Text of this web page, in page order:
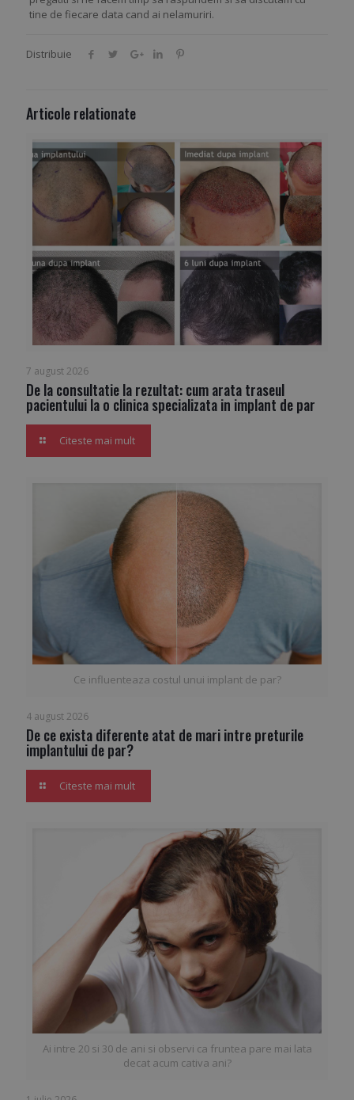
tine de fiecare data cand ai nelamuriri.
Distribuie
Articole relationate
7 august 2026
De la consultatie la rezultat: cum arata traseul
pacientului la o clinica specializata in implant de par
Citeste mai mult
Ce influenteaza costul unui implant de par?
4 august 2026
De ce exista diferente atat de mari intre preturile
implantului de par?
Citeste mai mult
Ai intre 20 si 30 de ani si observi ca fruntea pare mai lata
decat acum cativa ani?